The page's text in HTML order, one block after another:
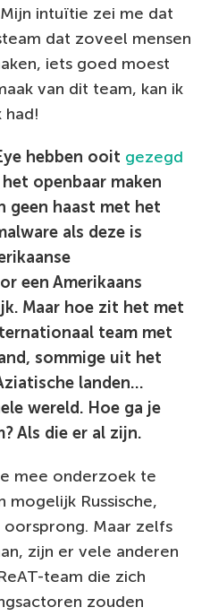
intuïtie zei me dat
dat zoveel mensen
iets goed moest
van dit team, kan ik
had!
hebben ooit gezegd
openbaar maken
geen haast met het
als deze is
een Amerikaans
Maar hoe zit het met
team met
sommige uit het
landen…
wereld. Hoe ga je
Als die er al zijn.
mee onderzoek te
mogelijk Russische,
oorsprong. Maar zelfs
zijn er vele anderen
team die zich
zouden